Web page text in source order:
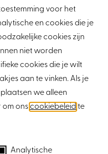
voor het
en cookies die je
cookies zijn
niet worden
cookies die je wilt
aan te vinken. Als je
we alleen
om ons cookiebeleid te
Analytische